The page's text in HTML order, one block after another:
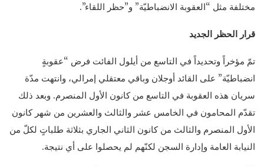
مختلفة مثل “العقوبة الانضباطيّة” و”حظر اللقاء”.
قرار الحظر الجديد
تمّ مؤخراً وتحديداً في التاسع من أيلول الفائت فرض “عقوبةٍ
انضباطيّة” على القائد أوجلان وباقي معتقلي إمرالي، وانتهت مدّة
سريان هذه العقوبة في التاسع من كانون الأول المنصرم. وبعد ذلك
تقدّم المحامون في الخامس عشر والثالث والعشرين من شهر كانون
الأول المنصرم والثالث من كانون الثاني الجاري بثلاثة طلباتٍ لكلّ من
النيابة العامة وإدارة السجن لكنّهم لم يحصلوا على أي نتيجة.